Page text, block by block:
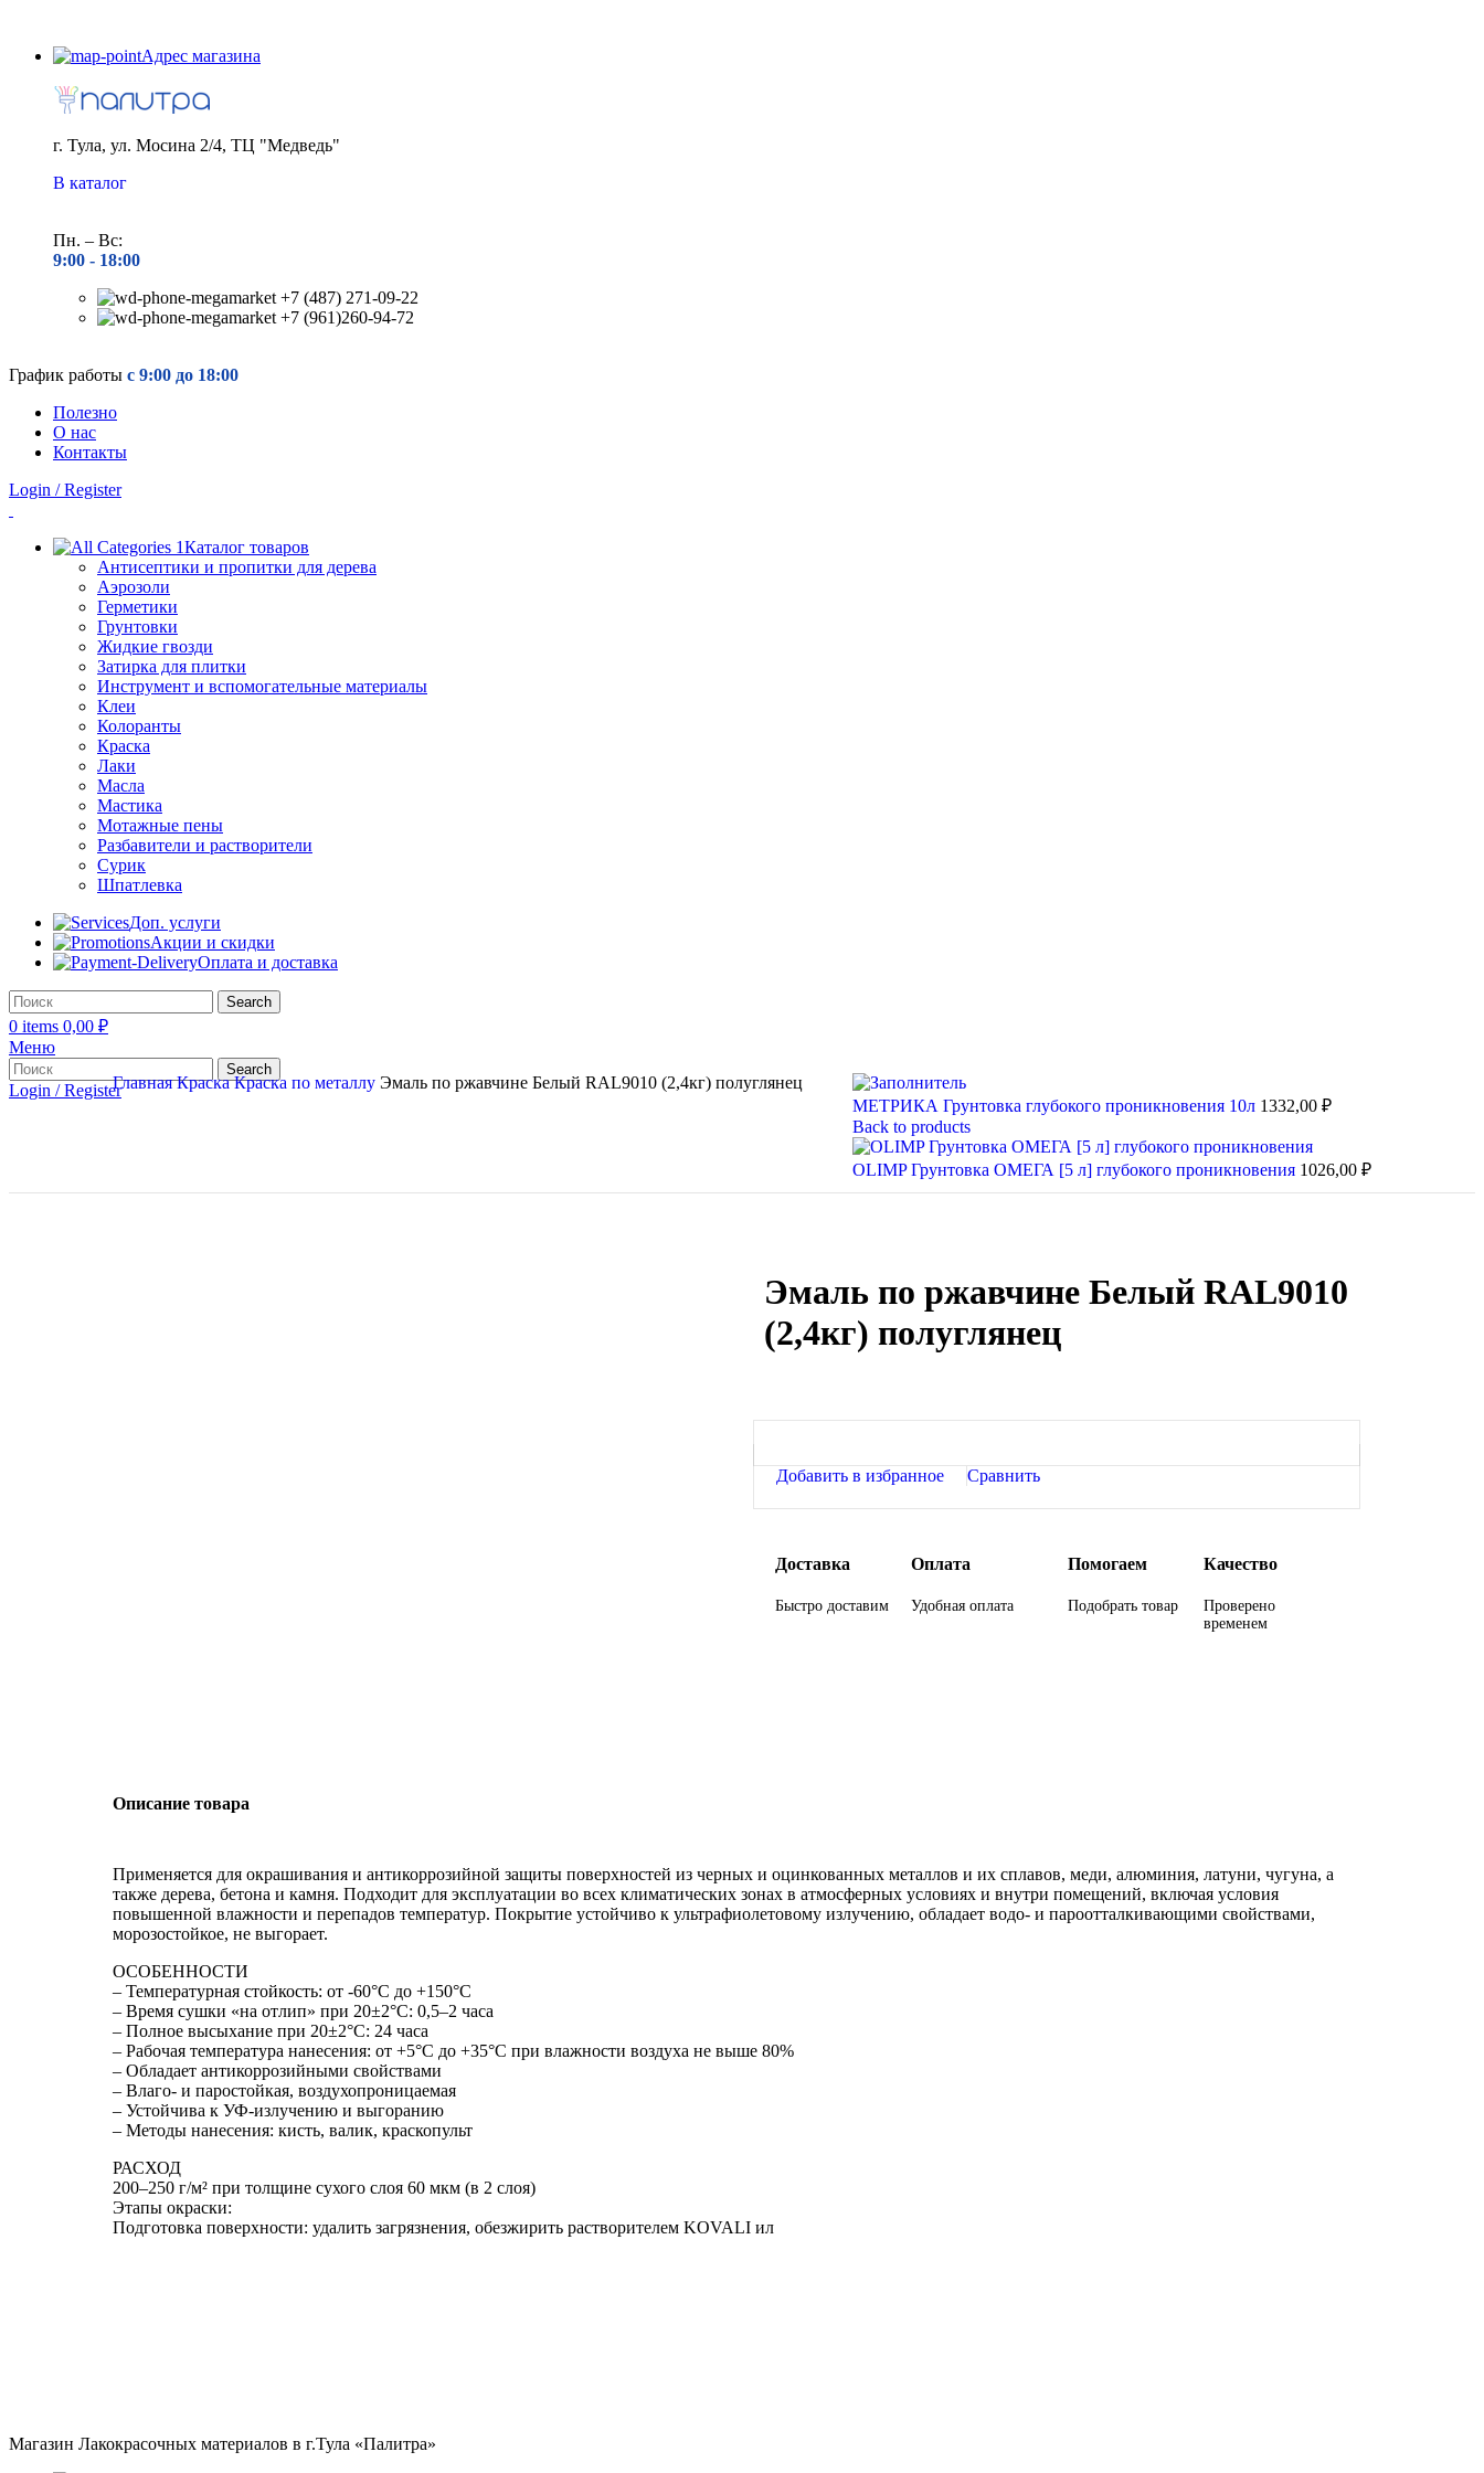
Адрес магазина
г. Тула, ул. Мосина 2/4, ТЦ "Медведь"
В каталог
Пн. – Вс:
9:00 - 18:00
+7 (487) 271-09-22
+7 (961)260-94-72
График работы с 9:00 до 18:00
Полезно
О нас
Контакты
Login / Register
Каталог товаров
Антисептики и пропитки для дерева
Аэрозоли
Герметики
Грунтовки
Жидкие гвозди
Затирка для плитки
Инструмент и вспомогательные материалы
Клеи
Колоранты
Краска
Лаки
Масла
Мастика
Мотажные пены
Разбавители и растворители
Сурик
Шпатлевка
Доп. услуги
Акции и скидки
Оплата и доставка
Search
0 items 0,00 ₽
Меню
Search
Login / RegisterГлавнаяКраскаКраска по металлу Эмаль по ржавчине Белый RAL9010 (2,4кг) полуглянец
МЕТРИКА Грунтовка глубокого проникновения 10л 1332,00 ₽
Back to products
OLIMP Грунтовка ОМЕГА [5 л] глубокого проникновения 1026,00 ₽
Эмаль по ржавчине Белый RAL9010
(2,4кг) полуглянец
Добавить в избранное Сравнить
Доставка
Быстро доставим
Оплата
Удобная оплата
Помогаем
Подобрать товар
Качество
Проверено
временем
Описание товара
Применяется для окрашивания и антикоррозийной защиты поверхностей из черных и оцинкованных металлов и их сплавов, меди, алюминия, латуни, чугуна, а
также дерева, бетона и камня. Подходит для эксплуатации во всех климатических зонах в атмосферных условиях и внутри помещений, включая условия
повышенной влажности и перепадов температур. Покрытие устойчиво к ультрафиолетовому излучению, обладает водо- и пароотталкивающими свойствами,
морозостойкое, не выгорает.
ОСОБЕННОСТИ
– Температурная стойкость: от -60°C до +150°C
– Время сушки «на отлип» при 20±2°C: 0,5–2 часа
– Полное высыхание при 20±2°C: 24 часа
– Рабочая температура нанесения: от +5°C до +35°C при влажности воздуха не выше 80%
– Обладает антикоррозийными свойствами
– Влаго- и паростойкая, воздухопроницаемая
– Устойчива к УФ-излучению и выгоранию
– Методы нанесения: кисть, валик, краскопульт
РАСХОД
200–250 г/м² при толщине сухого слоя 60 мкм (в 2 слоя)
Этапы окраски:
Подготовка поверхности: удалить загрязнения, обезжирить растворителем KOVALI ил
Магазин Лакокрасочных материалов в г.Тула «Палитра»